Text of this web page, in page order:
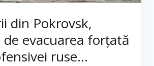
din Pokrovsk,
evacuarea forțată
ruse...